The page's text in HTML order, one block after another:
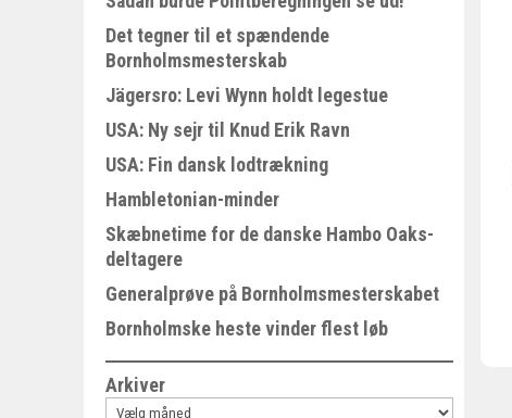
Det tegner til et spændende
Bornholmsmesterskab
Jägersro: Levi Wynn holdt legestue
USA: Ny sejr til Knud Erik Ravn
USA: Fin dansk lodtrækning
Hambletonian-minder
Skæbnetime for de danske Hambo Oaks-
deltagere
Generalprøve på Bornholmsmesterskabet
Bornholmske heste vinder flest løb
Arkiver